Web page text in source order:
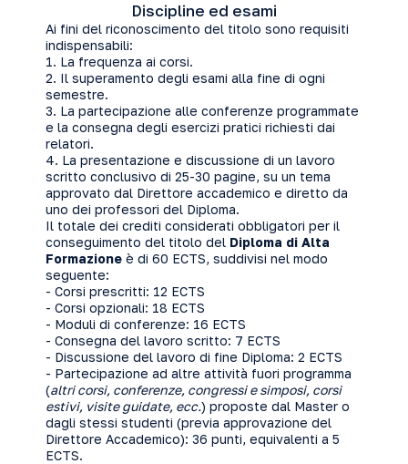
Discipline ed esami
Ai fini del riconoscimento del titolo sono requisiti
indispensabili:
1. La frequenza ai corsi.
2. Il superamento degli esami alla fine di ogni
semestre.
3. La partecipazione alle conferenze programmate
e la consegna degli esercizi pratici richiesti dai
relatori.
4. La presentazione e discussione di un lavoro
scritto conclusivo di 25-30 pagine, su un tema
approvato dal Direttore accademico e diretto da
uno dei professori del Diploma.
Il totale dei crediti considerati obbligatori per il
conseguimento del titolo del Diploma di Alta
Formazione è di 60 ECTS, suddivisi nel modo
seguente:
- Corsi prescritti: 12 ECTS
- Corsi opzionali: 18 ECTS
- Moduli di conferenze: 16 ECTS
- Consegna del lavoro scritto: 7 ECTS
- Discussione del lavoro di fine Diploma: 2 ECTS
- Partecipazione ad altre attività fuori programma
(altri corsi, conferenze, congressi e simposi, corsi
estivi, visite guidate, ecc.) proposte dal Master o
dagli stessi studenti (previa approvazione del
Direttore Accademico): 36 punti, equivalenti a 5
ECTS.